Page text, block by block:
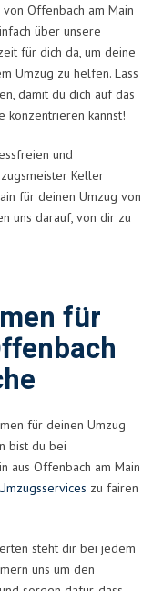
Offenbach am Main
über unsere
für dich da, um deine
Umzug zu helfen. Lass
damit du dich auf das
konzentrieren kannst!
und
Keller
für deinen Umzug von
uns darauf, von dir zu
für
für deinen Umzug
bist du bei
aus Offenbach am Main
zu fairen
steht dir bei jedem
uns um den